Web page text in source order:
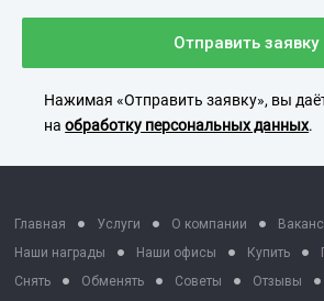
Отправить заявку
Нажимая «Отправить заявку», вы
наобработку персональных данных.
Главная Услуги О компании
Наши награды
Наши офисы Купить
Снять
Обменять Советы Отзывы